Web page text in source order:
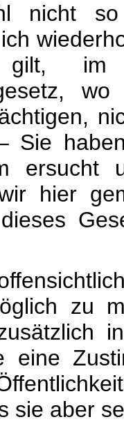
nicht so
im
Sie
ersucht
hier
zu
eine
sie aber